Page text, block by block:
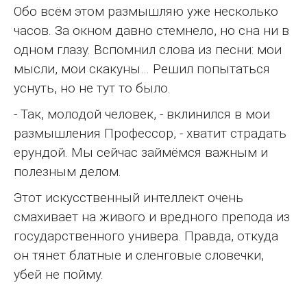
Обо всём этом размышляю уже несколько
часов. За окном давно стемнело, но сна ни в
одном глазу. Вспомнил слова из песни: мои
мысли, мои скакуны… Решил попытаться
уснуть, но не тут то было.
- Так, молодой человек, - вклинился в мои
размышления Профессор, - хватит страдать
ерундой. Мы сейчас займёмся важным и
полезным делом.
Этот искусственный интеллект очень
смахивает на живого и вредного препода из
государственного универа. Правда, откуда
он тянет блатные и сленговые словечки,
убей не пойму.